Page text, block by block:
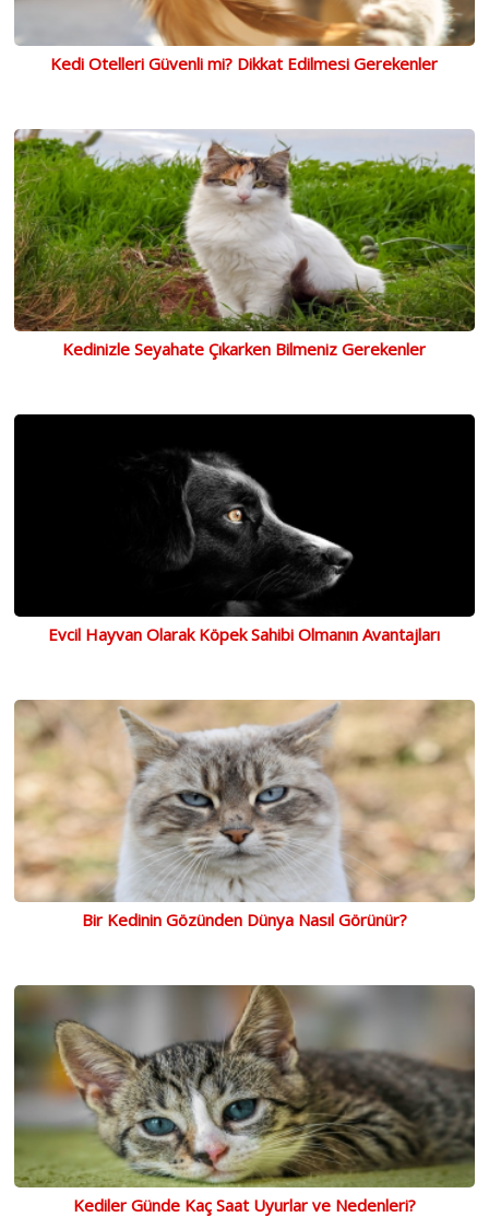
Kedi Otelleri Güvenli mi? Dikkat Edilmesi Gerekenler
Kedinizle Seyahate Çıkarken Bilmeniz Gerekenler
Evcil Hayvan Olarak Köpek Sahibi Olmanın Avantajları
Bir Kedinin Gözünden Dünya Nasıl Görünür?
Kediler Günde Kaç Saat Uyurlar ve Nedenleri?